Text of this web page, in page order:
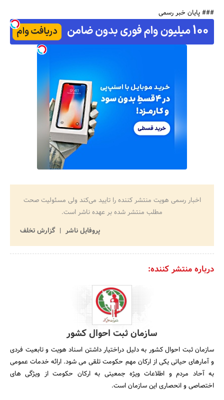
### پایان خبر رسمی
اخبار رسمی هویت منتشر کننده را تایید می‌کند ولی مسئولیت صحت
مطلب منتشر شده بر عهده ناشر است.
پروفایل ناشر
گزارش تخلف
درباره منتشر کننده:
سازمان ثبت احوال کشور
سازمان ثبت احوال کشور به دلیل دراختیار داشتن اسناد هویت و تابعیت فردی
و آمارهای حیاتی یکی از ارکان مهم حکومت تلقی می شود. ارائه خدمات عمومی
به آحاد مردم و اطلاعات ویژه جمعیتی به ارکان حکومت از ویژگی های
اختصاصی و انحصاری این سازمان است.